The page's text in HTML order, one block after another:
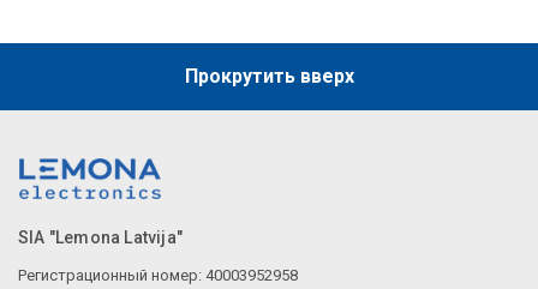
Прокрутить вверх
SIA "Lemona Latvija"
Регистрационный номер: 40003952958